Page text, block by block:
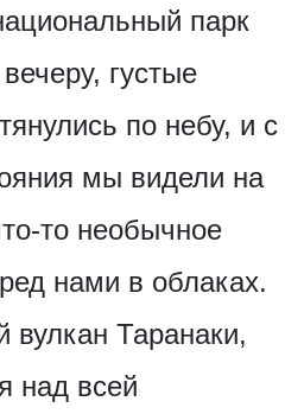
парк
густые
по небу, и с
мы видели на
то необычное
нами в облаках.
вулкан Таранаки,
над всей